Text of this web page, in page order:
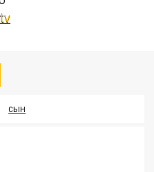
СЫН